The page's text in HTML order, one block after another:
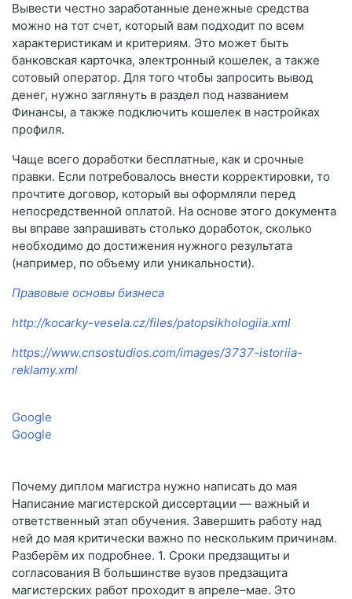
Вывести честно заработанные денежные средства
можно на тот счет, который вам подходит по всем
характеристикам и критериям. Это может быть
банковская карточка, электронный кошелек, а также
сотовый оператор. Для того чтобы запросить вывод
денег, нужно заглянуть в раздел под названием
Финансы, а также подключить кошелек в настройках
профиля.
Чаще всего доработки бесплатные, как и срочные
правки. Если потребовалось внести корректировки, то
прочтите договор, который вы оформляли перед
непосредственной оплатой. На основе этого документа
вы вправе запрашивать столько доработок, сколько
необходимо до достижения нужного результата
(например, по объему или уникальности).
Правовые основы бизнеса
http://kocarky-vesela.cz/files/patopsikhologiia.xml
https://www.cnsostudios.com/images/3737-istoriia-
reklamy.xml
Google
Google
Почему диплом магистра нужно написать до мая
Написание магистерской диссертации — важный и
ответственный этап обучения. Завершить работу над
ней до мая критически важно по нескольким причинам.
Разберём их подробнее. 1. Сроки предзащиты и
согласования В большинстве вузов предзащита
магистерских работ проходит в апреле–мае. Это